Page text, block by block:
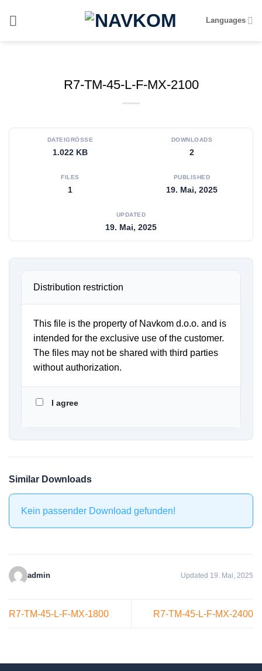
Languages
R7-TM-45-L-F-MX-2100
DATEIGRÖSSE
1.022 KB
DOWNLOADS
2
FILES
1
PUBLISHED
19. Mai, 2025
UPDATED
19. Mai, 2025
Distribution restriction
This file is the property of Navkom d.o.o. and is
intended for the exclusive use of the customer.
The files may not be shared with third parties
without authorization.
I agree
Similar Downloads
Kein passender Download gefunden!
admin Updated 19. Mai, 2025
R7-TM-45-L-F-MX-1800 R7-TM-45-L-F-MX-2400